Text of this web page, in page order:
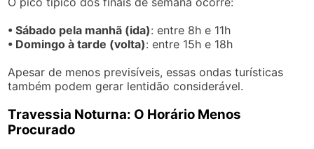
• Sábado pela manhã (ida): entre 8h e 11h
• Domingo à tarde (volta): entre 15h e 18h
Apesar de menos previsíveis, essas ondas turísticas
também podem gerar lentidão considerável.
Travessia Noturna: O Horário Menos
Procurado